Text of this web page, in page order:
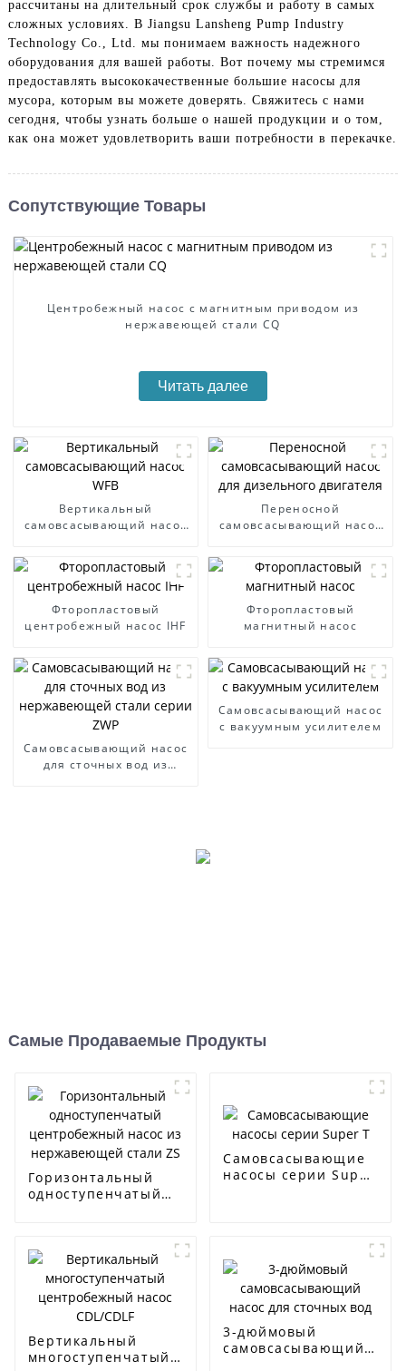
рассчитаны на длительный срок службы и работу в самых
сложных условиях. В Jiangsu Lansheng Pump Industry
Technology Co., Ltd. мы понимаем важность надежного
оборудования для вашей работы. Вот почему мы стремимся
предоставлять высококачественные большие насосы для
мусора, которым вы можете доверять. Свяжитесь с нами
сегодня, чтобы узнать больше о нашей продукции и о том,
как она может удовлетворить ваши потребности в перекачке.
Сопутствующие Товары
Центробежный насос с магнитным приводом из
нержавеющей стали CQ
Читать далее
Вертикальный
самовсасывающий насос
Переносной
самовсасывающий насос
Фторопластовый
центробежный насос IHF
Фторопластовый
магнитный насос
Самовсасывающий насос
для сточных вод из
Самовсасывающий насос
с вакуумным усилителем
Самые Продаваемые Продукты
Горизонтальный
одноступенчатый
стали ZS
Самовсасывающие
насосы серии Super
Вертикальный
многоступенчатый
3-дюймовый
самовсасывающий